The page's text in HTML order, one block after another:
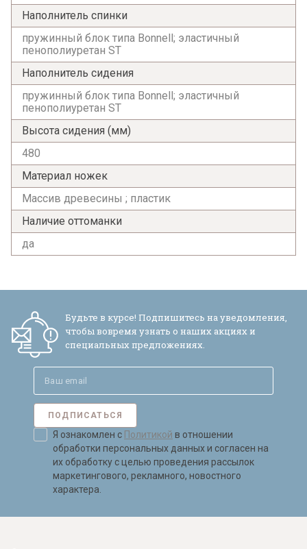
Наполнитель спинки
пружинный блок типа Bonnell; эластичный
пенополиуретан ST
Наполнитель сидения
пружинный блок типа Bonnell; эластичный
пенополиуретан ST
Высота сидения (мм)
480
Материал ножек
Массив древесины ; пластик
Наличие оттоманки
да
Будьте в курсе! Подпишитесь на уведомления,
чтобы вовремя узнать о наших акциях и
специальных предложениях.
ПОДПИСАТЬСЯ
Я ознакомлен с Политикой в отношении
обработки персональных данных и согласен на
их обработку с целью проведения рассылок
маркетингового, рекламного, новостного
характера.